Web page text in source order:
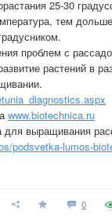
25-30
тем
проблем с
растений в
www.biotechnica.ru
для выращивания
podsvetka-lumos-
0